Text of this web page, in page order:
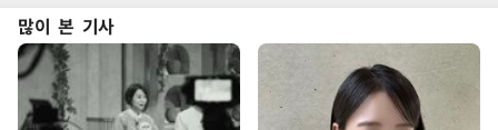
많이 본 기사